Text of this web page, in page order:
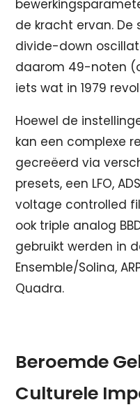
de kracht ervan. De
divide-down
daarom 49-noten
iets wat in 1979
Hoewel de
kan een complexe
gecreëerd via
presets, een LFO,
voltage controlled
ook triple analog
gebruikt werden in
Ensemble/Solina,
Quadra.
Beroemde
Culturele